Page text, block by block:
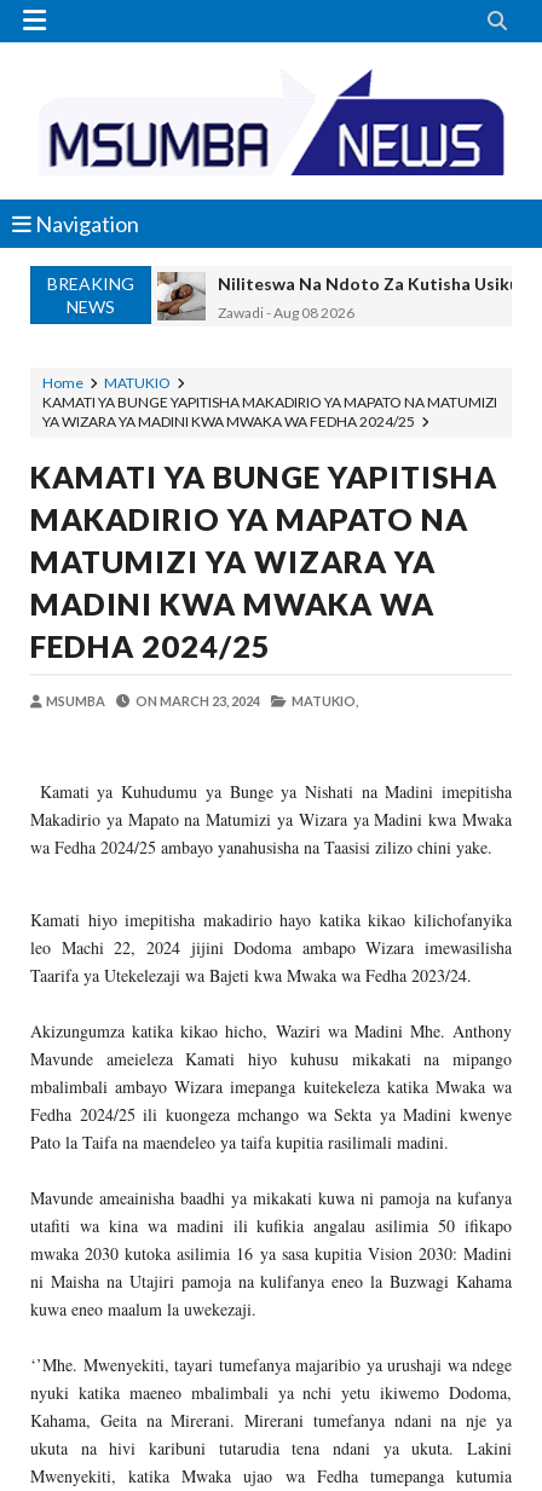
 
Navigation
BREAKING
NEWS
Niliteswa Na Ndoto Za Kutisha Usiku,
Zawadi -Aug 08 2026
TANZANIA YAANGAZA TEKNOLOJIA
MGALU APONGEZA HATUA ZA
MSUMBA -Aug 08 2026
WMA YAPONGEZWA KWA
OKULY BLOG-Aug 08 2026
OSCAR ASSENGA-Aug 08 2026
UVCCM Moshi Vijijini Yaikaribisha
WRRB YAJA NA UBUNIFU KWENYE ZAO LA
MSUMBA-Aug 08 2026
Nilishikilia Cheo Kile Kile Kwa Miaka
Zawadi-Aug 08 2026
Home
MATUKIO
KAMATI YA BUNGE YAPITISHA MAKADIRIO YA MAPATO NA MATUMIZI
YA WIZARA YA MADINI KWA MWAKA WA FEDHA 2024/25
KAMATI YA BUNGE YAPITISHA
MAKADIRIO YA MAPATO NA
MATUMIZI YA WIZARA YA
MADINI KWA MWAKA WA
FEDHA 2024/25
MSUMBA ON MARCH 23, 2024 MATUKIO,
Kamati ya Kuhudumu ya Bunge ya Nishati na Madini imepitisha
Makadirio ya Mapato na Matumizi ya Wizara ya Madini kwa Mwaka
wa Fedha 2024/25 ambayo yanahusisha na Taasisi zilizo chini yake.
Kamati hiyo imepitisha makadirio hayo katika kikao kilichofanyika
leo Machi 22, 2024 jijini Dodoma ambapo Wizara imewasilisha
Taarifa ya Utekelezaji wa Bajeti kwa Mwaka wa Fedha 2023/24.
Akizungumza katika kikao hicho, Waziri wa Madini Mhe. Anthony
Mavunde ameieleza Kamati hiyo kuhusu mikakati na mipango
mbalimbali ambayo Wizara imepanga kuitekeleza katika Mwaka wa
Fedha 2024/25 ili kuongeza mchango wa Sekta ya Madini kwenye
Pato la Taifa na maendeleo ya taifa kupitia rasilimali madini.
Mavunde ameainisha baadhi ya mikakati kuwa ni pamoja na kufanya
utafiti wa kina wa madini ili kufikia angalau asilimia 50 ifikapo
mwaka 2030 kutoka asilimia 16 ya sasa kupitia Vision 2030: Madini
ni Maisha na Utajiri pamoja na kulifanya eneo la Buzwagi Kahama
kuwa eneo maalum la uwekezaji.
‘’Mhe. Mwenyekiti, tayari tumefanya majaribio ya urushaji wa ndege
nyuki katika maeneo mbalimbali ya nchi yetu ikiwemo Dodoma,
Kahama, Geita na Mirerani. Mirerani tumefanya ndani na nje ya
ukuta na hivi karibuni tutarudia tena ndani ya ukuta. Lakini
Mwenyekiti, katika Mwaka ujao wa Fedha tumepanga kutumia